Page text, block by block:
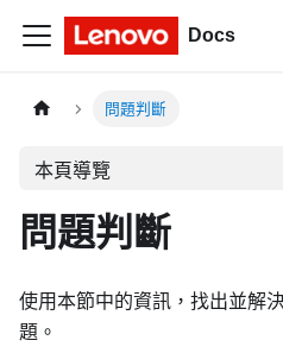
Docs
問題判斷
本頁導覽
問題判斷
使用本節中的資訊，找出並解
題。